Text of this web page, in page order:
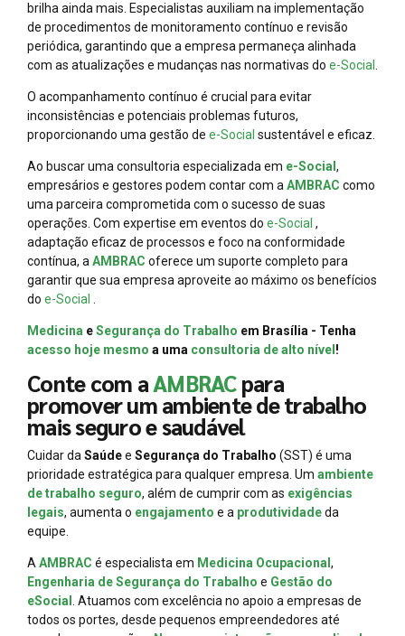
brilha ainda mais. Especialistas auxiliam na implementação
de procedimentos de monitoramento contínuo e revisão
periódica, garantindo que a empresa permaneça alinhada
com as atualizações e mudanças nas normativas do e-Social.
O acompanhamento contínuo é crucial para evitar
inconsistências e potenciais problemas futuros,
proporcionando uma gestão de e-Social sustentável e eficaz.
Ao buscar uma consultoria especializada em e-Social ,
empresários e gestores podem contar com aAMBRAC como
uma parceira comprometida com o sucesso de suas
operações. Com expertise em eventos do e-Social ,
adaptação eficaz de processos e foco na conformidade
contínua, aAMBRAC oferece um suporte completo para
garantir que sua empresa aproveite ao máximo os benefícios
do e-Social .
Medicina eSegurança do Trabalho em Brasília - Tenha
acesso hoje mesmo a uma consultoria de alto nível !
Conte com aAMBRACpara
promover um ambiente de trabalho
mais seguro e saudável
Cuidar daSaúdee Segurança do Trabalho (SST) é uma
prioridade estratégica para qualquer empresa. Um ambiente
de trabalho seguro, além de cumprir com as exigências
legais, aumenta o engajamento e a produtividadeda
equipe.
AAMBRAC é especialista em Medicina Ocupacional ,
Engenharia de Segurança do Trabalho e Gestão do
eSocial . Atuamos com excelência no apoio a empresas de
todos os portes, desde pequenos empreendedores até